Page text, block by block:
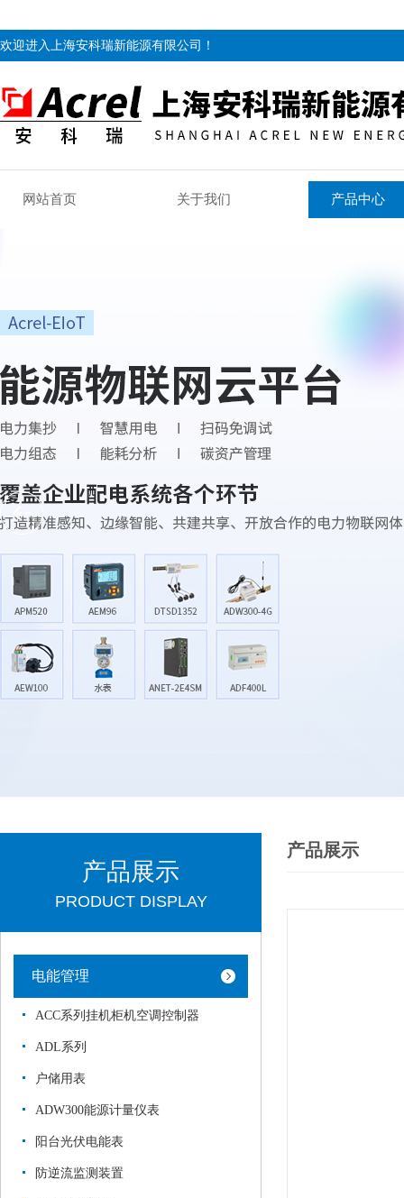
欢迎进入上海安科瑞新能源有限公司！
网站首页 关于我们 产品中心
产品展示
PRODUCT DISPLAY
电能管理
ACC系列挂机柜机空调控制器
ADL系列
户储用表
ADW300能源计量仪表
阳台光伏电能表
防逆流监测装置
产品展示